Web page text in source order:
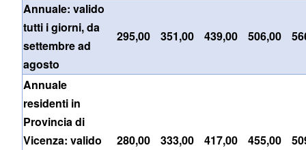
Annuale: valido
tutti i giorni, da
settembre ad
agosto
295,00 351,00 439,00 506,00
Annuale
residenti in
Provincia di
Vicenza: valido
280,00 333,00 417,00 455,00